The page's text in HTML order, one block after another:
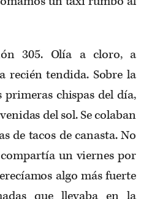
305. Olía a cloro, a
recién tendida. Sobre la
chispas del día,
del sol. Se colaban
de tacos de canasta. No
un viernes por
algo más fuerte